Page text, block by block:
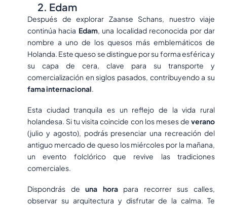
2. Edam
Después de explorar Zaanse Schans, nuestro viaje
continúa hacia Edam, una localidad reconocida por dar
nombre a uno de los quesos más emblemáticos de
Holanda. Este queso se distingue por su forma esférica y
su capa de cera, clave para su transporte y
comercialización en siglos pasados, contribuyendo a su
fama internacional.
Esta ciudad tranquila es un reflejo de la vida rural
holandesa. Si tu visita coincide con los meses de verano
(julio y agosto), podrás presenciar una recreación del
antiguo mercado de queso los miércoles por la mañana,
un evento folclórico que revive las tradiciones
comerciales.
Dispondrás deuna horapara recorrer sus calles,
observar su arquitectura y disfrutar de la calma. Te